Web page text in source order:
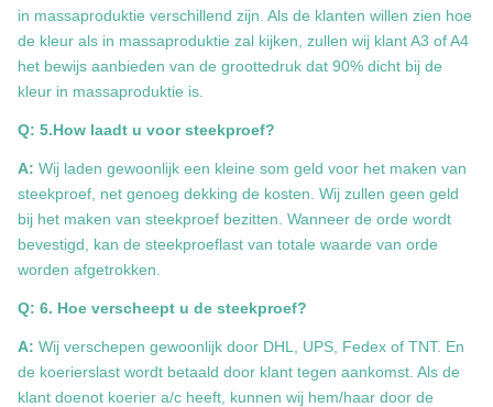
in massaproduktie verschillend zijn. Als de klanten willen zien hoe
de kleur als in massaproduktie zal kijken, zullen wij klant A3 of A4
het bewijs aanbieden van de groottedruk dat 90% dicht bij de
kleur in massaproduktie is.
Q: 5.How laadt u voor steekproef?
A: Wij laden gewoonlijk een kleine som geld voor het maken van
steekproef, net genoeg dekking de kosten. Wij zullen geen geld
bij het maken van steekproef bezitten. Wanneer de orde wordt
bevestigd, kan de steekproeflast van totale waarde van orde
worden afgetrokken.
Q: 6. Hoe verscheept u de steekproef?
A: Wij verschepen gewoonlijk door DHL, UPS, Fedex of TNT. En
de koerierslast wordt betaald door klant tegen aankomst. Als de
klant doenot koerier a/c heeft, kunnen wij hem/haar door de